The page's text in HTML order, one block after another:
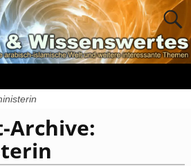
Archive: